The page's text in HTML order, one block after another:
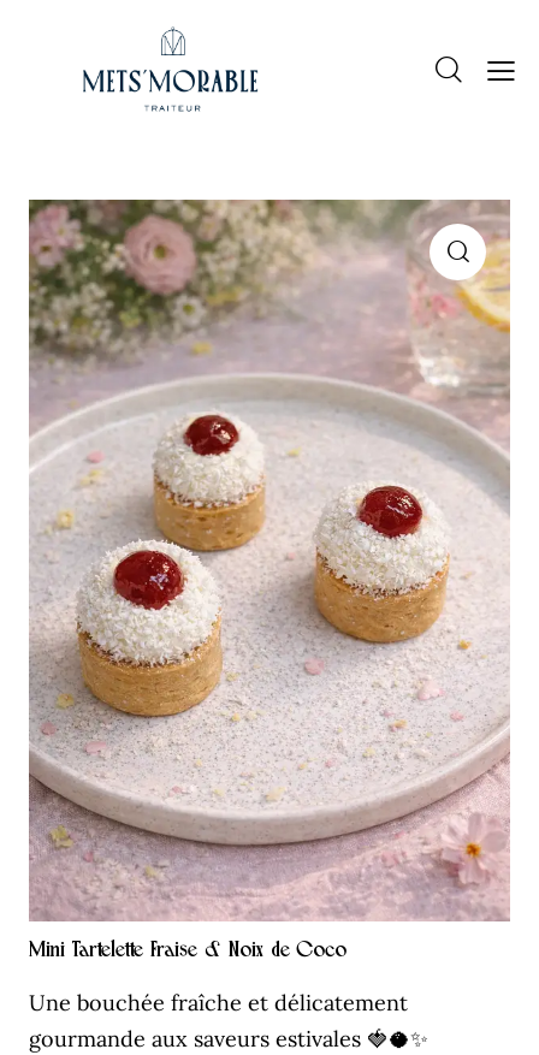
Mini Tartelette Fraise & Noix de Coco
Une bouchée fraîche et délicatement
gourmande aux saveurs estivales 🍓🥥✨